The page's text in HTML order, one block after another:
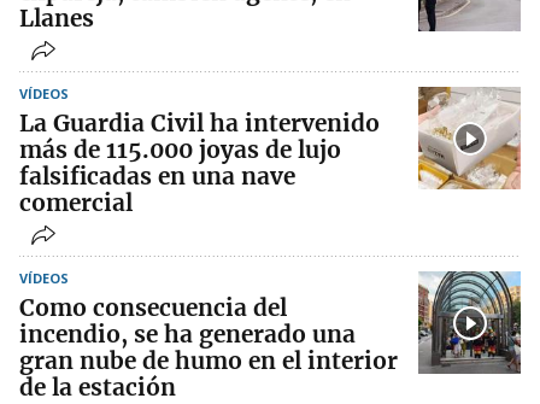
Llanes
VÍDEOS
La Guardia Civil ha intervenido
más de 115.000 joyas de lujo
falsificadas en una nave
comercial
VÍDEOS
Como consecuencia del
incendio, se ha generado una
gran nube de humo en el interior
de la estación